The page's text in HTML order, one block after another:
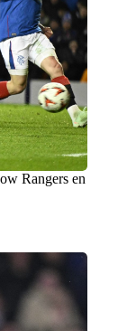
Rangers en